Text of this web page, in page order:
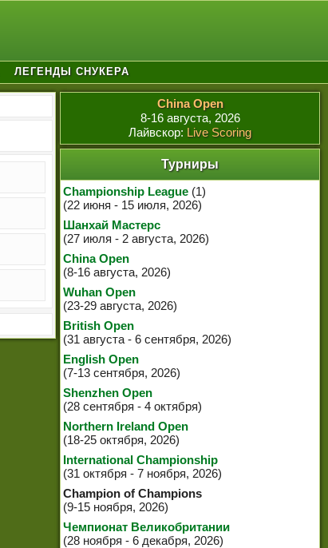
ЛЕГЕНДЫ СНУКЕРА
China Open
8-16 августа, 2026
Лайвскор: Live Scoring
Турниры
Championship League (1)
(22 июня - 15 июля, 2026)
Шанхай Мастерс
(27 июля - 2 августа, 2026)
China Open
(8-16 августа, 2026)
Wuhan Open
(23-29 августа, 2026)
British Open
(31 августа - 6 сентября, 2026)
English Open
(7-13 сентября, 2026)
Shenzhen Open
(28 сентября - 4 октября)
Northern Ireland Open
(18-25 октября, 2026)
International Championship
(31 октября - 7 ноября, 2026)
Champion of Champions
(9-15 ноября, 2026)
Чемпионат Великобритании
(28 ноября - 6 декабря, 2026)